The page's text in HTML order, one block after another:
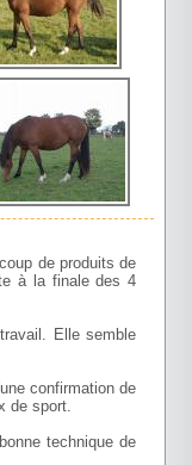
de produits de
à la finale des 4
Elle semble
confirmation de
de sport.
technique de